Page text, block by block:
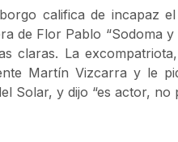
califica de incapaz
de Flor Pablo “Sodoma
claras. La
Martín Vizcarra y le
Solar, y dijo “es actor, no